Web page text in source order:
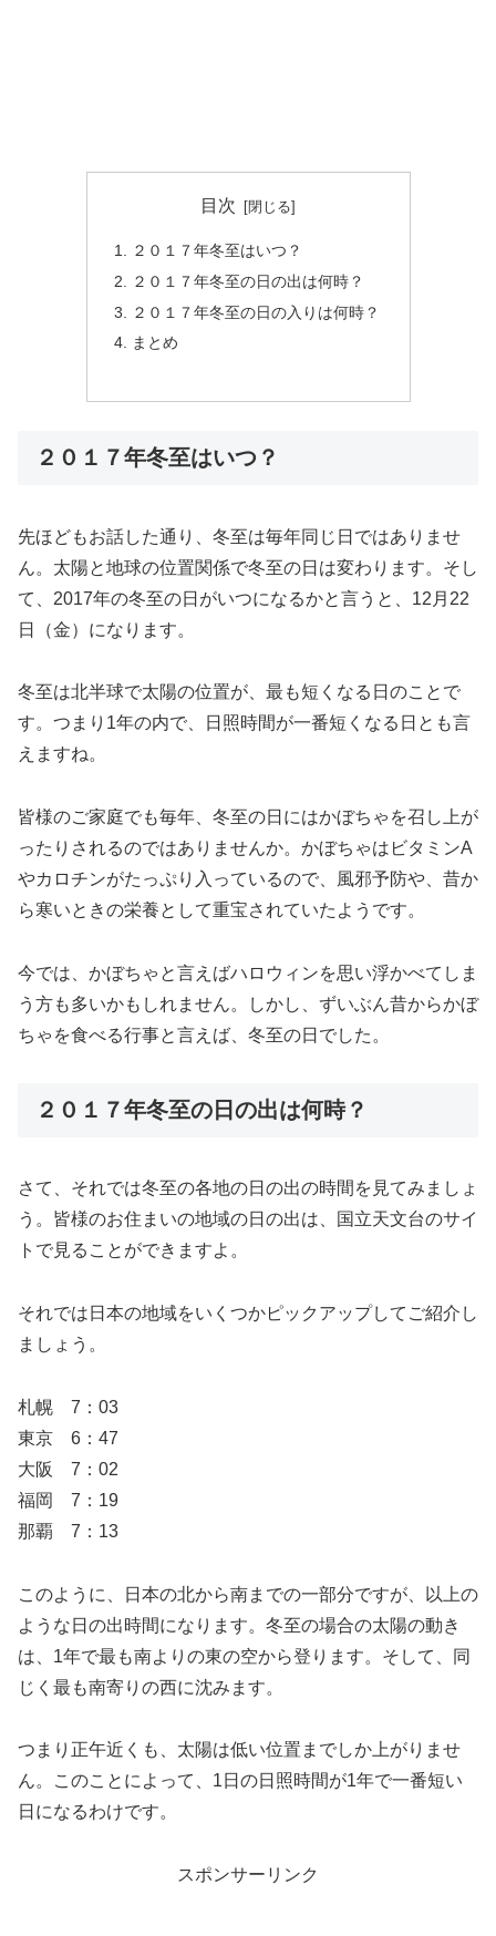
目次
２０１７年冬至はいつ？
２０１７年冬至の日の出は何時？
２０１７年冬至の日の入りは何時？
まとめ
２０１７年冬至はいつ？
先ほどもお話した通り、冬至は毎年同じ日ではありませ
ん。太陽と地球の位置関係で冬至の日は変わります。そし
て、2017年の冬至の日がいつになるかと言うと、12月22
日（金）になります。
冬至は北半球で太陽の位置が、最も短くなる日のことで
す。つまり1年の内で、日照時間が一番短くなる日とも言
えますね。
皆様のご家庭でも毎年、冬至の日にはかぼちゃを召し上が
ったりされるのではありませんか。かぼちゃはビタミンA
やカロチンがたっぷり入っているので、風邪予防や、昔か
ら寒いときの栄養として重宝されていたようです。
今では、かぼちゃと言えばハロウィンを思い浮かべてしま
う方も多いかもしれません。しかし、ずいぶん昔からかぼ
ちゃを食べる行事と言えば、冬至の日でした。
２０１７年冬至の日の出は何時？
さて、それでは冬至の各地の日の出の時間を見てみましょ
う。皆様のお住まいの地域の日の出は、国立天文台のサイ
トで見ることができますよ。
それでは日本の地域をいくつかピックアップしてご紹介し
ましょう。
札幌 7：03
東京 6：47
大阪 7：02
福岡 7：19
那覇 7：13
このように、日本の北から南までの一部分ですが、以上の
ような日の出時間になります。冬至の場合の太陽の動き
は、1年で最も南よりの東の空から登ります。そして、同
じく最も南寄りの西に沈みます。
つまり正午近くも、太陽は低い位置までしか上がりませ
ん。このことによって、1日の日照時間が1年で一番短い
日になるわけです。
スポンサーリンク